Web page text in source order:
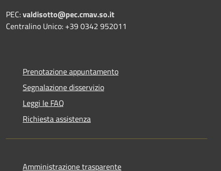
PEC:valdisotto@pec.cmav.so.it
Centralino Unico: +39 0342 952011
Prenotazione appuntamento
Segnalazione disservizio
Leggi le FAQ
Richiesta assistenza
Amministrazione trasparente